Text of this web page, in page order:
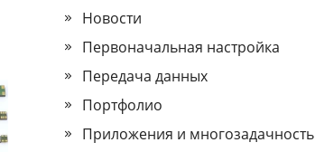
Новости
Первоначальная настройка
Передача данных
Портфолио
Приложения и многозадачность